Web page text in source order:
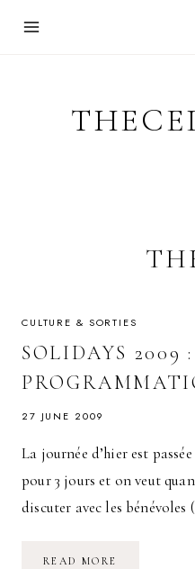
CULTURE & SORTIES
SOLIDAYS 2009
27 JUNE 2009
La journée d’hier est
pour 3 jours et on veut
discuter avec les bénévoles
READ MORE